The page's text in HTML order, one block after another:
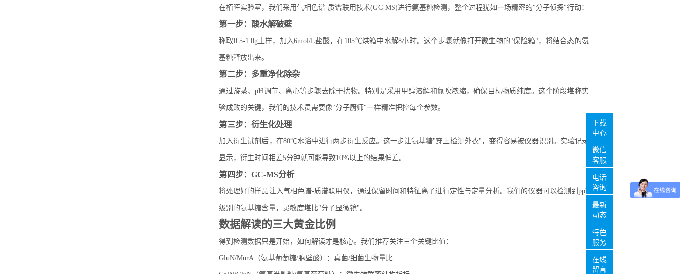
在栢晖实验室，我们采用气相色谱-质谱联用技术(GC-MS)进行氨基糖检测，整个过程犹如一场精密的"分子侦探"行动：
第一步：酸水解破壁
称取0.5-1.0g土样，加入6mol/L盐酸，在105℃烘箱中水解8小时。这个步骤就像打开微生物的"保险箱"，将结合态的氨
基糖释放出来。
第二步：多重净化除杂
通过旋蒸、pH调节、离心等步骤去除干扰物。特别是采用甲醇溶解和氮吹浓缩，确保目标物质纯度。这个阶段堪称实
验成败的关键，我们的技术员需要像"分子厨师"一样精准把控每个参数。
第三步：衍生化处理
加入衍生试剂后，在80℃水浴中进行两步衍生反应。这一步让氨基糖"穿上检测外衣"，变得容易被仪器识别。实验记录
显示，衍生时间相差5分钟就可能导致10%以上的结果偏差。
第四步：GC-MS分析
将处理好的样品注入气相色谱-质谱联用仪，通过保留时间和特征离子进行定性与定量分析。我们的仪器可以检测到ppb
级别的氨基糖含量，灵敏度堪比"分子显微镜"。
数据解读的三大黄金比例
得到检测数据只是开始，如何解读才是核心。我们推荐关注三个关键比值：
GluN/MurA（氨基葡萄糖/胞壁酸）：真菌/细菌生物量比
下载
中心
微信
客服
电话
咨询
最新
动态
特色
服务
在线
留言